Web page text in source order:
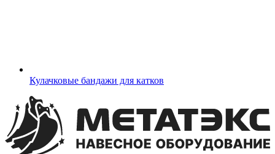
Кулачковые бандажи для катков